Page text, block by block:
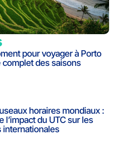
pour voyager à Porto
complet des saisons
horaires mondiaux :
l’impact du UTC sur les
internationales